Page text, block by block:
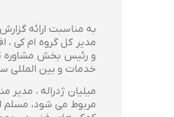
خدمات و بین المللی
مربوط می شود، مسلم